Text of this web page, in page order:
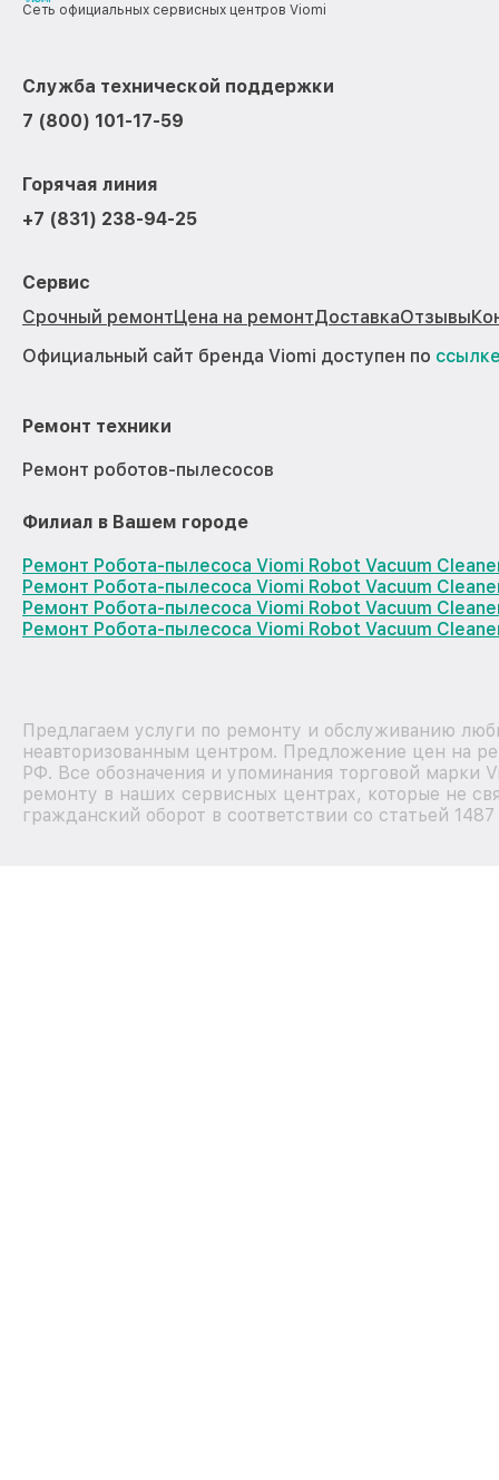
Сеть официальных сервисных центров Viomi
Служба технической поддержки
7 (800) 101-17-59
Горячая линия
+7 (831) 238-94-25
Сервис
Срочный ремонтЦена на ремонтДоставкаОтзывы
Официальный сайт бренда Viomi доступен по
Ремонт техники
Ремонт роботов-пылесосов
Филиал в Вашем городе
Ремонт Робота-пылесоса Viomi Robot Vacuum
Ремонт Робота-пылесоса Viomi Robot Vacuum
Ремонт Робота-пылесоса Viomi Robot Vacuum
Ремонт Робота-пылесоса Viomi Robot Vacuum
Предлагаем услуги по ремонту и обслуживанию
неавторизованным центром. Предложение цен на
РФ. Все обозначения и упоминания торговой марки
ремонту в наших сервисных центрах, которые не
гражданский оборот в соответствии со статьей